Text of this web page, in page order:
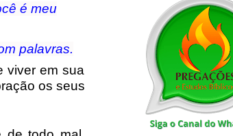
é meu
palavras.
viver em sua
os seus